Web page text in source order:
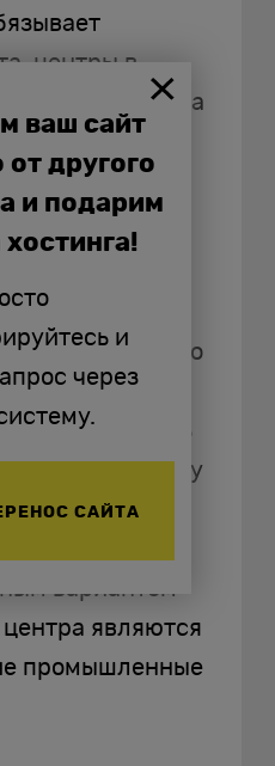
центры в
этого правила
в
вашего
выбирайте
которого
располагать
поскольку
также не
офисы.
вариантом
являются
промышленные
ваш сайт
от другого
и подарим
и
через
САЙТА